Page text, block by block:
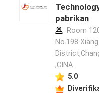
pabrikan
Room
No.198
,CINA
5.0